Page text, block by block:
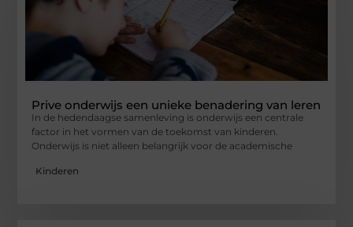
Prive onderwijs een unieke benadering van leren
In de hedendaagse samenleving is onderwijs een centrale
factor in het vormen van de toekomst van kinderen.
Onderwijs is niet alleen belangrijk voor de academische
Kinderen